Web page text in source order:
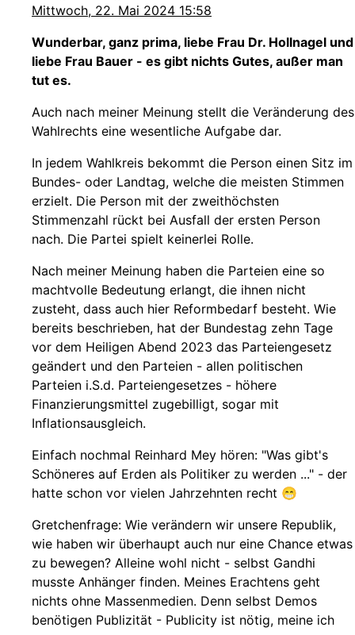
Mittwoch, 22. Mai 2024 15:58
Wunderbar, ganz prima, liebe Frau Dr. Hollnagel und
liebe Frau Bauer - es gibt nichts Gutes, außer man
tut es.
Auch nach meiner Meinung stellt die Veränderung des
Wahlrechts eine wesentliche Aufgabe dar.
In jedem Wahlkreis bekommt die Person einen Sitz im
Bundes- oder Landtag, welche die meisten Stimmen
erzielt. Die Person mit der zweithöchsten
Stimmenzahl rückt bei Ausfall der ersten Person
nach. Die Partei spielt keinerlei Rolle.
Nach meiner Meinung haben die Parteien eine so
machtvolle Bedeutung erlangt, die ihnen nicht
zusteht, dass auch hier Reformbedarf besteht. Wie
bereits beschrieben, hat der Bundestag zehn Tage
vor dem Heiligen Abend 2023 das Parteiengesetz
geändert und den Parteien - allen politischen
Parteien i.S.d. Parteiengesetzes - höhere
Finanzierungsmittel zugebilligt, sogar mit
Inflationsausgleich.
Einfach nochmal Reinhard Mey hören: "Was gibt's
Schöneres auf Erden als Politiker zu werden ..." - der
hatte schon vor vielen Jahrzehnten recht 😁
Gretchenfrage: Wie verändern wir unsere Republik,
wie haben wir überhaupt auch nur eine Chance etwas
zu bewegen? Alleine wohl nicht - selbst Gandhi
musste Anhänger finden. Meines Erachtens geht
nichts ohne Massenmedien. Denn selbst Demos
benötigen Publizität - Publicity ist nötig, meine ich